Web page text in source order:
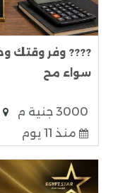
???? وفر وقتك
سواء مح
3000 جنية م
منذ 11 يوم